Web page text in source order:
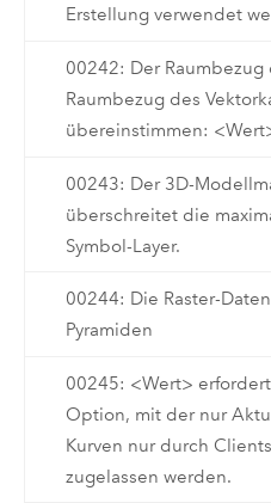
Erstellung verwendet
00242: Der
Raumbezug des
übereinstimmen:
00243: Der 3D-
überschreitet die
Symbol-Layer.
00244: Die Raster-
Pyramiden
00245: <Wert>
Option, mit der nur
Kurven nur durch
zugelassen werden.